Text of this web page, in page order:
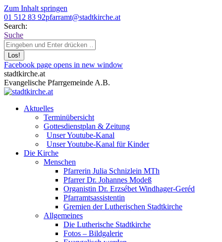
Zum Inhalt springen
01 512 83 92pfarramt@stadtkirche.at
Search:
Suche
Facebook page opens in new window
stadtkirche.at
Evangelische Pfarrgemeinde A.B.
Aktuelles
Terminübersicht
Gottesdienstplan & Zeitung
Unser Youtube-Kanal
Unser Youtube-Kanal für Kinder
Die Kirche
Menschen
Pfarrerin Julia Schnizlein MTh
Pfarrer Dr. Johannes Modeß
Organistin Dr. Erzsébet Windhager-Geréd
Pfarramtsassistentin
Gremien der Lutherischen Stadtkirche
Allgemeines
Die Lutherische Stadtkirche
Fotos – Bildgalerie